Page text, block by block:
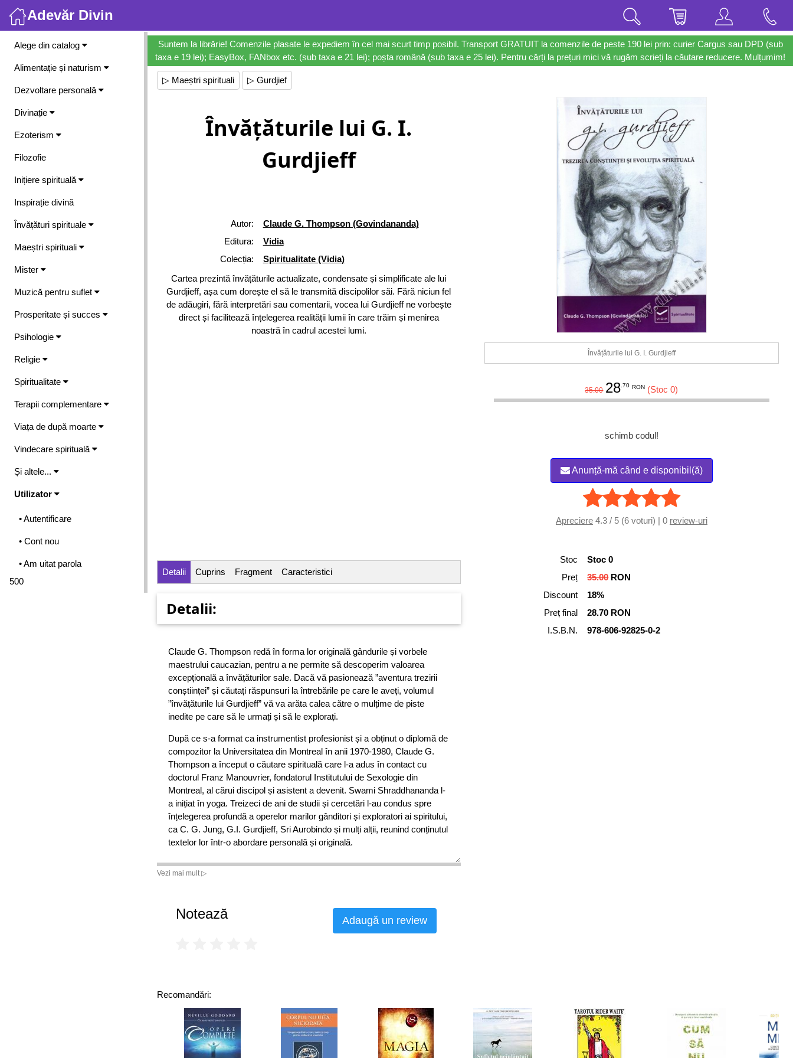
Adevăr Divin
Meniu
Alege din catalog
Alimentație și naturism
Dezvoltare personală
Divinație
Ezoterism
Filozofie
Inițiere spirituală
Inspirație divină
Învățături spirituale
Maeștri spirituali
Mister
Muzică pentru suflet
Prosperitate și succes
Psihologie
Religie
Spiritualitate
Terapii complementare
Viața de după moarte
Vindecare spirituală
Și altele...
Utilizator
• Autentificare
• Cont nou
• Am uitat parola
500
Suntem la librărie! Comenzile plasate le expediem în cel mai scurt timp posibil. Transport GRATUIT la comenzile de peste 190 lei prin: curier Cargus sau DPD (sub
taxa e 19 lei); EasyBox, FANbox etc. (sub taxa e 21 lei); poșta română (sub taxa e 25 lei). Pentru cărți la prețuri mici vă rugăm scrieți la căutare reducere. Mulțumim!
▷ Maeștri spirituali ▷ Gurdjief
Învățăturile lui G. I.
Gurdjieff
Autor:
Claude G. Thompson (Govindananda)
Editura:
Vidia
Colecția:
Spiritualitate (Vidia)
Cartea prezintă învățăturile actualizate, condensate și simplificate ale lui
Gurdjieff, așa cum dorește el să le transmită discipolilor săi. Fără niciun fel
de adăugiri, fără interpretări sau comentarii, vocea lui Gurdjieff ne vorbește
direct și facilitează înțelegerea realității lumii în care trăim și menirea
noastră în cadrul acestei lumi.
Învățăturile lui G. I. Gurdjieff
35.00 28 .70 RON (Stoc 0)
schimb codul!
Anunță-mă când e disponibil(ă)
Apreciere4.3 / 5 (6 voturi) | 0 review-uri
Detalii Cuprins Fragment Caracteristici
Detalii:
Claude G. Thompson redă în forma lor originală gândurile și vorbele
maestrului caucazian, pentru a ne permite să descoperim valoarea
excepțională a învățăturilor sale. Dacă vă pasionează ”aventura trezirii
conștiinței” și căutați răspunsuri la întrebările pe care le aveți, volumul
”învățăturile lui Gurdjieff” vă va arăta calea către o mulțime de piste
inedite pe care să le urmați și să le explorați.
După ce s-a format ca instrumentist profesionist și a obținut o diplomă de
compozitor la Universitatea din Montreal în anii 1970-1980, Claude G.
Thompson a început o căutare spirituală care l-a adus în contact cu
doctorul Franz Manouvrier, fondatorul Institutului de Sexologie din
Montreal, al cărui discipol și asistent a devenit. Swami Shraddhananda l-
a inițiat în yoga. Treizeci de ani de studii și cercetări l-au condus spre
înțelegerea profundă a operelor marilor gânditori și exploratori ai spiritului,
ca C. G. Jung, G.I. Gurdjieff, Sri Aurobindo și mulți alții, reunind conținutul
textelor lor într-o abordare personală și originală.
Vezi mai mult ▷
Stoc
Stoc 0
Preț
35.00RON
Discount
18%
Preț final
28.70 RON
I.S.B.N.
978-606-92825-0-2
Notează Adaugă un review
Recomandări: